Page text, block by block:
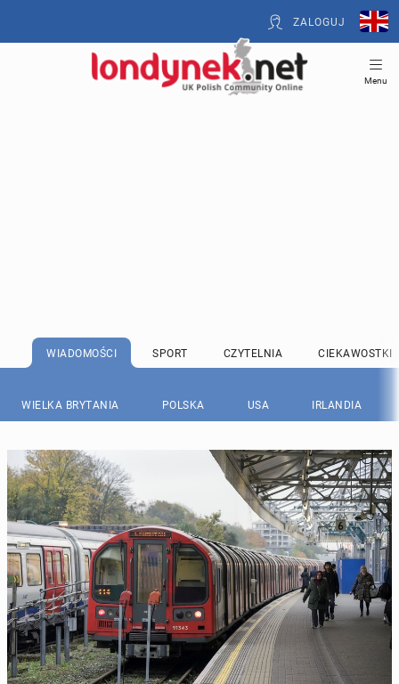
ZALOGUJ
Menu
WIADOMOŚCI SPORT CZYTELNIA CIEKAWOSTKI
WIELKA BRYTANIA POLSKA USA IRLANDIA